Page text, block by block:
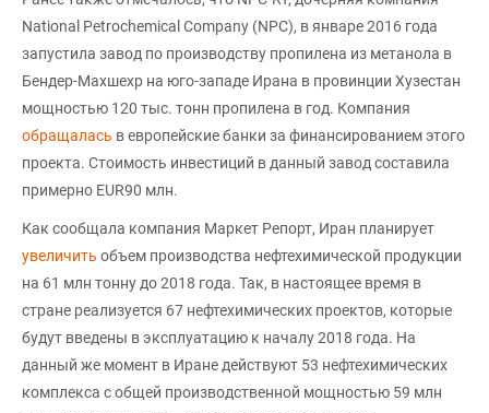
National Petrochemical Company (NPC), в январе 2016 года
запустила завод по производству пропилена из метанола в
Бендер-Махшехр на юго-западе Ирана в провинции Хузестан
мощностью 120 тыс. тонн пропилена в год. Компания
обращалась в европейские банки за финансированием этого
проекта. Стоимость инвестиций в данный завод составила
примерно EUR90 млн.
Как сообщала компания Маркет Репорт, Иран планирует
увеличить объем производства нефтехимической продукции
на 61 млн тонну до 2018 года. Так, в настоящее время в
стране реализуется 67 нефтехимических проектов, которые
будут введены в эксплуатацию к началу 2018 года. На
данный же момент в Иране действуют 53 нефтехимических
комплекса с общей производственной мощностью 59 млн